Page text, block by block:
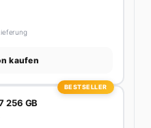
kaufen
BESTSELLER
256 GB